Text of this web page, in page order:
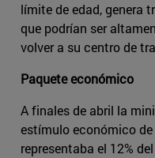
límite de edad, genera
que podrían ser
volver a su centro de
Paquete económico
A finales de abril la
estímulo económico
representaba el 12%